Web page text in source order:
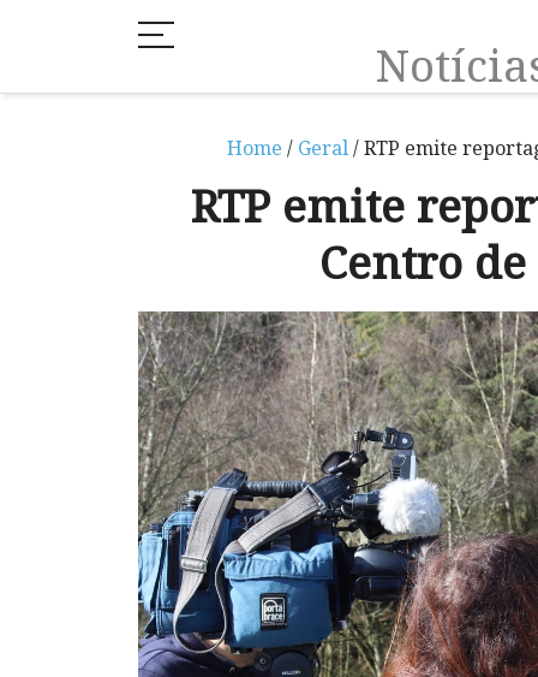
Home / Geral/ RTP emite
RTP emite
Centro